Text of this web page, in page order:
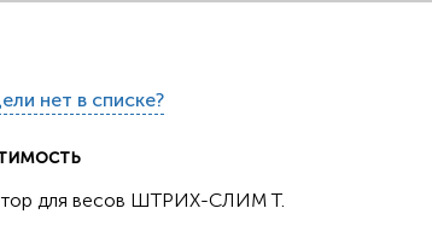
нет в списке?
для весов ШТРИХ-СЛИМ Т.